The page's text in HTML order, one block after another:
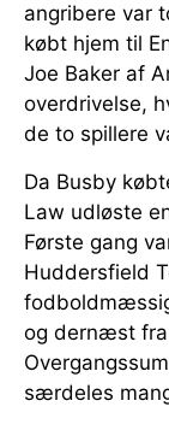
angribere var
købt hjem til
Joe Baker af
overdrivelse,
de to spillere
Da Busby
Law udløste
Første gang
Huddersfield
og dernæst fra
særdeles